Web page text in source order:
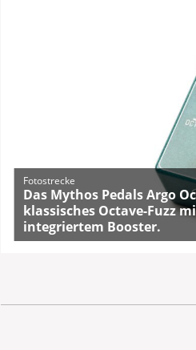
Fotostrecke
Das Mythos Pedals Argo
klassisches Octave-Fuzz
integriertem Booster.